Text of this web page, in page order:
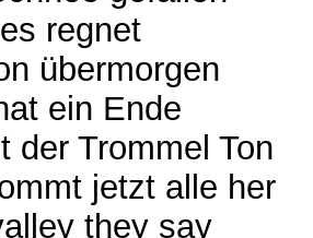
regnet
übermorgen
ein Ende
der Trommel Ton
jetzt alle her
they say